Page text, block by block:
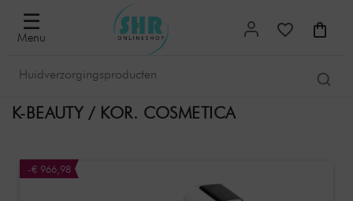
☰
Menu
K-BEAUTY / KOR. COSMETICA
-€ 966,98